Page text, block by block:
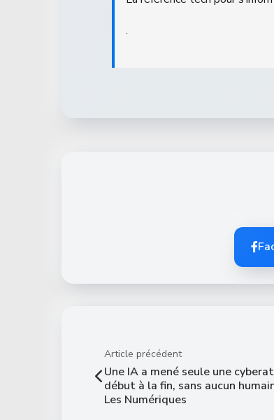
.
Article précédent
Une IA a mené seule une
début à la fin, sans aucun
Les Numériques